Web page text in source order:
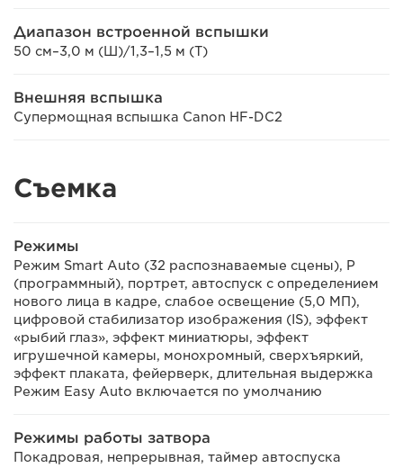
Диапазон встроенной вспышки
50 см–3,0 м (Ш)/1,3–1,5 м (Т)
Внешняя вспышка
Супермощная вспышка Canon HF-DC2
Съемка
Режимы
Режим Smart Auto (32 распознаваемые сцены), P
(программный), портрет, автоспуск с определением
нового лица в кадре, слабое освещение (5,0 МП),
цифровой стабилизатор изображения (IS), эффект
«рыбий глаз», эффект миниатюры, эффект
игрушечной камеры, монохромный, сверхъяркий,
эффект плаката, фейерверк, длительная выдержка
Режим Easy Auto включается по умолчанию
Режимы работы затвора
Покадровая, непрерывная, таймер автоспуска